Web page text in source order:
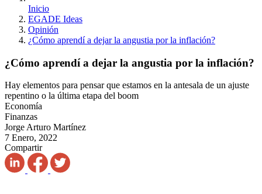
Inicio
EGADE Ideas
Opinión
¿Cómo aprendí a dejar la angustia por la inflación?
¿Cómo aprendí a dejar la angustia por la inflación?
Hay elementos para pensar que estamos en la antesala de un ajuste
repentino o la última etapa del boom
Economía
Finanzas
Jorge Arturo Martínez
7 Enero, 2022
Compartir